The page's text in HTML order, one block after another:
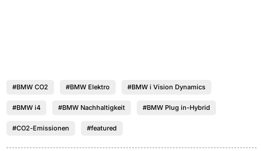
#BMW CO2 #BMW Elektro #BMW i Vision Dynamics
#BMW i4 #BMW Nachhaltigkeit #BMW Plug in-Hybrid
#CO2-Emissionen #featured